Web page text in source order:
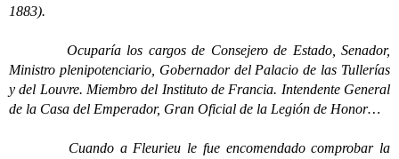
1883).
Ocuparía los cargos de Consejero de Estado, Senador,
Ministro plenipotenciario, Gobernador del Palacio de las Tullerías
y del Louvre. Miembro del Instituto de Francia. Intendente General
de la Casa del Emperador, Gran Oficial de la Legión de Honor…
Cuando a Fleurieu le fue encomendado comprobar la